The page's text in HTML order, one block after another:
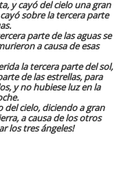
y cayó del cielo una gran
sobre la tercera parte
parte de las aguas se
a causa de esas
la tercera parte del sol,
de las estrellas, para
y no hubiese luz en la
del cielo, diciendo a gran
a causa de los otros
los tres ángeles!